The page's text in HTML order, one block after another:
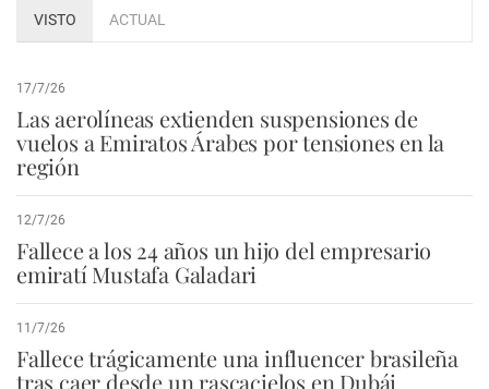
VISTO ACTUAL
17/7/26
Las aerolíneas extienden suspensiones de
vuelos a Emiratos Árabes por tensiones en la
región
12/7/26
Fallece a los 24 años un hijo del empresario
emiratí Mustafa Galadari
11/7/26
Fallece trágicamente una influencer brasileña
tras caer desde un rascacielos en Dubái